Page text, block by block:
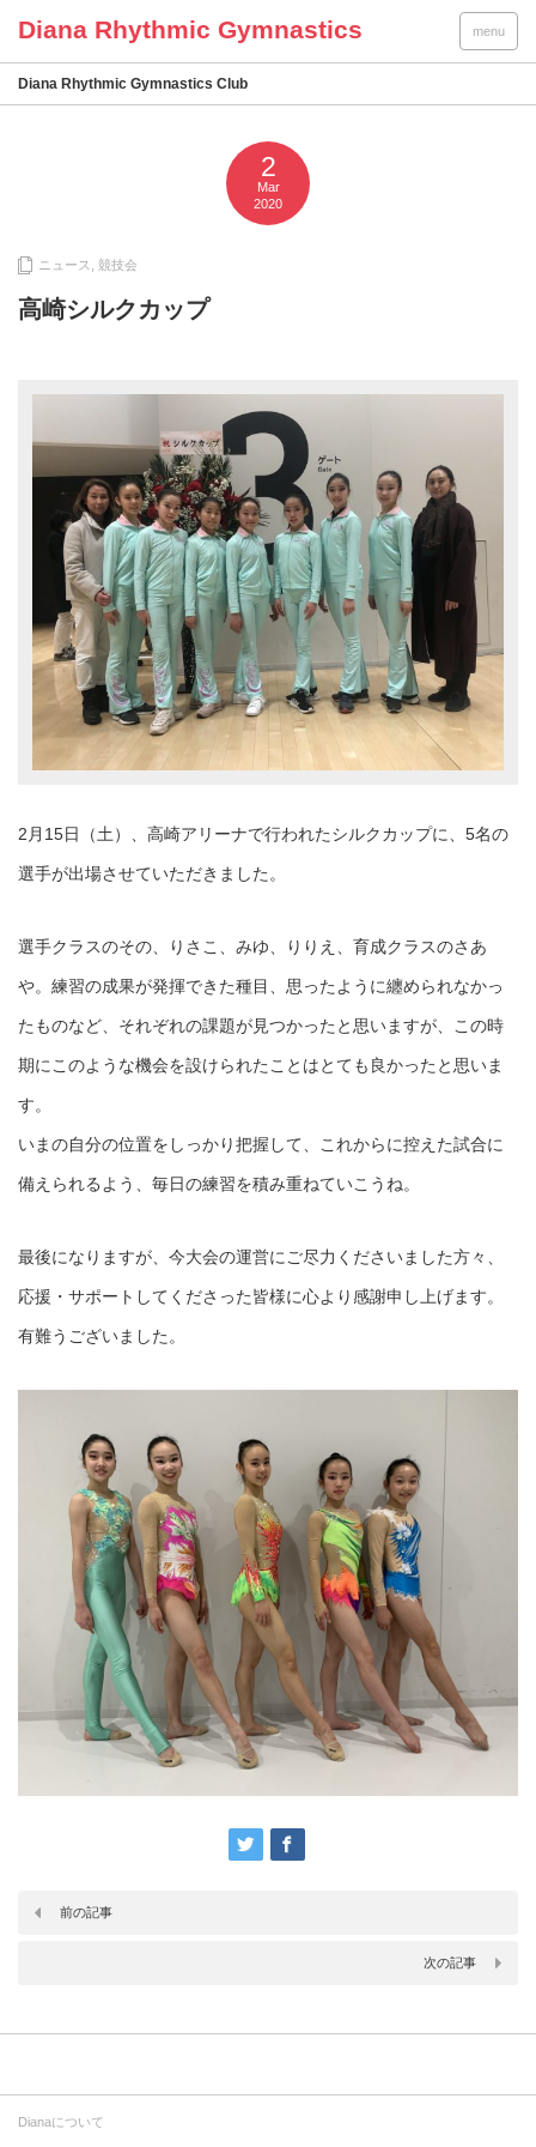
menu
Diana Rhythmic Gymnastics Club
2
Mar
2020
ニュース 競技会
高崎シルクカップ
2月15日（土）、高崎アリーナで行われたシルクカップに、5名の
選手が出場させていただきました。
選手クラスのその、りさこ、みゆ、りりえ、育成クラスのさあ
や。練習の成果が発揮できた種目、思ったように纏められなかっ
たものなど、それぞれの課題が見つかったと思いますが、この時
期にこのような機会を設けられたことはとても良かったと思いま
す。
いまの自分の位置をしっかり把握して、これからに控えた試合に
備えられるよう、毎日の練習を積み重ねていこうね。
最後になりますが、今大会の運営にご尽力くださいました方々、
応援・サポートしてくださった皆様に心より感謝申し上げます。
有難うございました。
前の記事
次の記事
Dianaについて